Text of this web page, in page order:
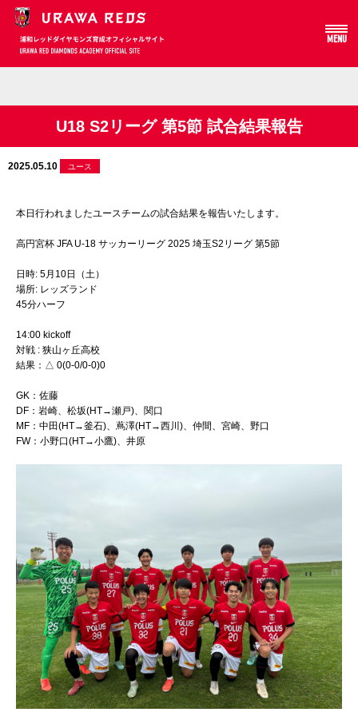
MENU
U18 S2リーグ 第5節 試合結果報告
2025.05.10 ユース
本日行われましたユースチームの試合結果を報告いたします。
高円宮杯 JFA U-18 サッカーリーグ 2025 埼玉S2リーグ 第5節
日時: 5月10日（土）
場所: レッズランド
45分ハーフ
14:00 kickoff
対戦 : 狭山ヶ丘高校
結果：△ 0(0-0/0-0)0
GK：佐藤
DF：岩崎、松坂(HT→瀬戸)、関口
MF：中田(HT→釜石)、蔦澤(HT→西川)、仲間、宮崎、野口
FW：小野口(HT→小鷹)、井原